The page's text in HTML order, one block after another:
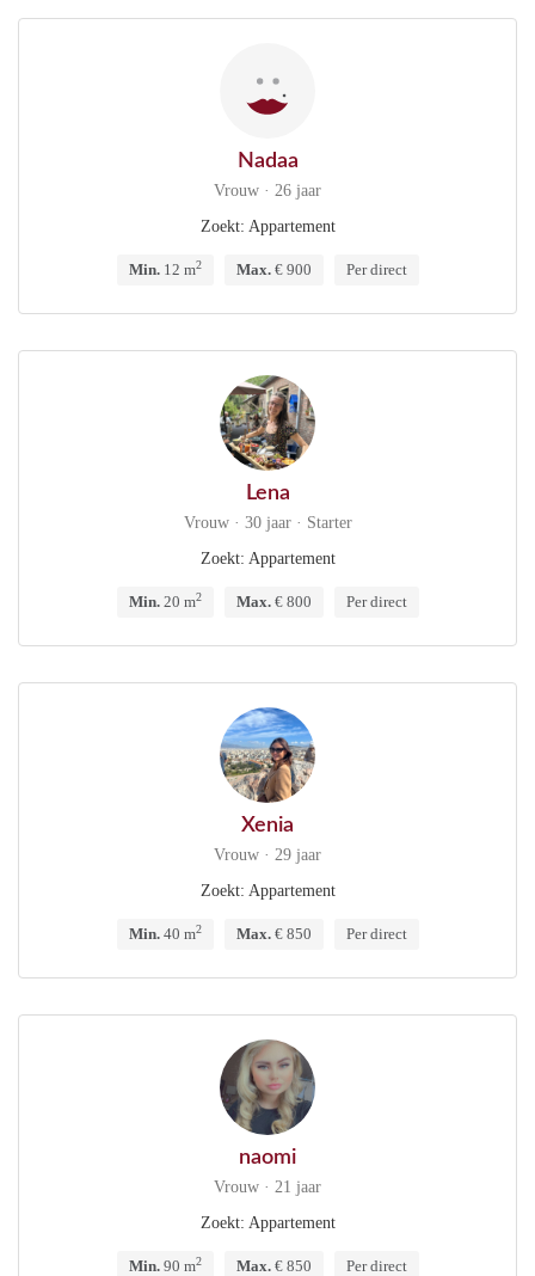
Nadaa
Vrouw · 26 jaar
Zoekt: Appartement
Min.12 m2 Max.€ 900 Per direct
Lena
Vrouw · 30 jaar · Starter
Zoekt: Appartement
Min.20 m2 Max.€ 800 Per direct
Xenia
Vrouw · 29 jaar
Zoekt: Appartement
Min.40 m2 Max.€ 850 Per direct
naomi
Vrouw · 21 jaar
Zoekt: Appartement
Min.90 m2 Max.€ 850 Per direct